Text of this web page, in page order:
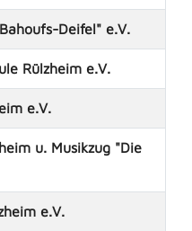
Deifel" e.V.
Rülzheim e.V.
e.V.
u. Musikzug "Die
e.V.